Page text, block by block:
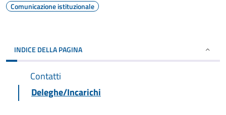
Comunicazione istituzionale
INDICE DELLA PAGINA
Contatti
Deleghe/Incarichi